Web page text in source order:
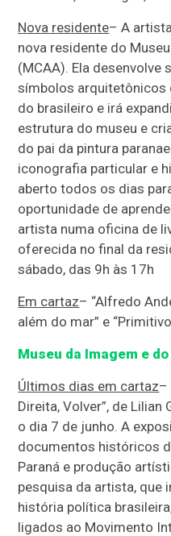
Nova residente– A
nova residente do
(MCAA). Ela
símbolos arquitetônicos
do brasileiro e irá
estrutura do museu e
do pai da pintura
iconografia particular e
aberto todos os dias
oportunidade de
artista numa oficina de
oferecida no final da
sábado, das 9h às 17h
Em cartaz– “Alfredo
além do mar” e
Museu da Imagem e
Últimos dias em cartaz–
Direita, Volver”, de
o dia 7 de junho. A
documentos históricos
Paraná e produção
pesquisa da artista, que
história política
ligados ao Movimento